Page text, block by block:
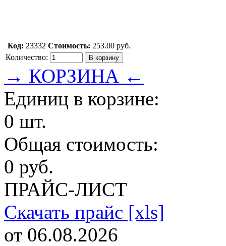
Код: 23332 Стоимость: 253.00 руб.
Количество:
→ КОРЗИНА ←
Единиц в корзине:
0 шт.
Общая стоимость:
0 руб.
ПРАЙС-ЛИСТ
Скачать прайс [xls]
от 06.08.2026